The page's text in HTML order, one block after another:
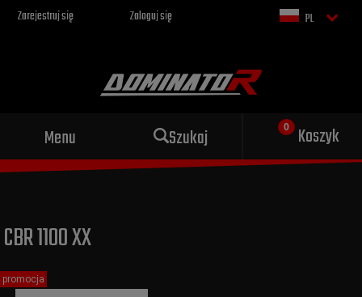
Zarejestruj się Zaloguj się PL
Menu Szukaj Koszyk
Sportowy wydech dla Twojego
CBR 1100 XX
promocja